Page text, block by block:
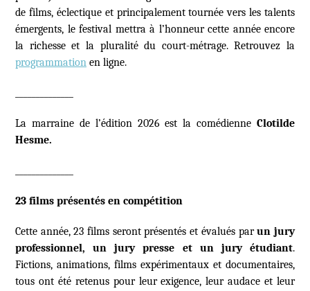
de films, éclectique et principalement tournée vers les talents
émergents, le festival mettra à l’honneur cette année encore
la richesse et la pluralité du court-métrage. Retrouvez la
programmation en ligne.
La marraine de l’édition 2026 est la comédienne Clotilde
Hesme.
23 films présentés en compétition
Cette année, 23 films seront présentés et évalués parun jury
professionnel, un jury presse et un jury étudiant.
Fictions, animations, films expérimentaux et documentaires,
tous ont été retenus pour leur exigence, leur audace et leur